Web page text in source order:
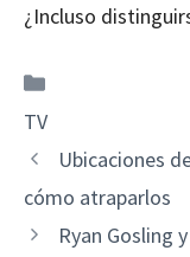
¿Incluso
TV
Ubicaciones
cómo atraparlos
Ryan Gosling